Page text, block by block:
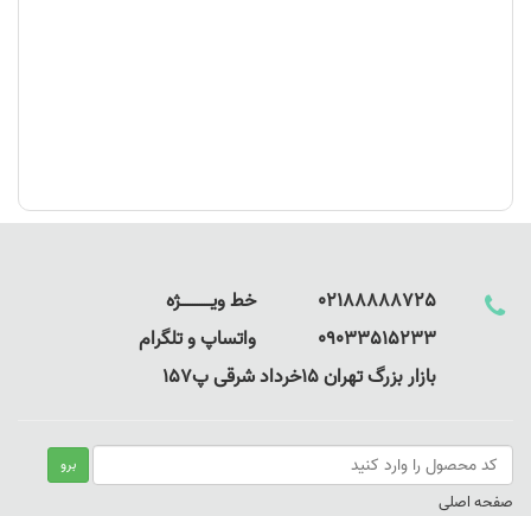
02188888725 خط ویـــــــــــــژه
09033515233 واتساپ و تلگرام
بازار بزرگ تهران 15خرداد شرقی پ157
صفحه اصلی